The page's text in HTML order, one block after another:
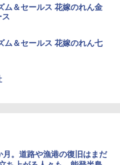
社現代新書)
) PATC-150B(EB)
ールマン) ツーリングドーム/LD
用 キャンプ アウトドア フェス
プ ソロテント
績 登山・キャンプ・アウトドア・
期保存可能 緊急時用 日本国内発
ン IP65防水 キャンプ用品 防災グ
のライトモード 防災 吊り下げ 折
ム＆セールス 花嫁のれん金
ム＆セールス 花嫁のれん七
月。道路や漁港の復旧はまだ